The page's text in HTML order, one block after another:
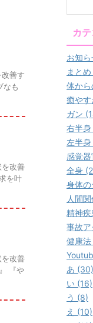
善す
なも
改善
を叶
改善
『や
カ
お知
まと
体か
癒や
ガン
右半
左半
感覚
全身
身体
人間
精神
事故
健康法
あ (30)
い (16)
う (8)
え (10)